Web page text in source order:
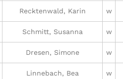
Recktenwald, Karin w
Schmitt, Susanna w
Dresen, Simone w
Linnebach, Bea w